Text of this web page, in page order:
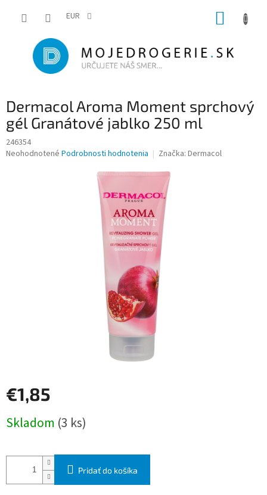
EUR
Dermacol Aroma Moment sprchový
gél Granátové jablko 250 ml
246354
Priemerné
Neohodnotené Podrobnosti hodnotenia Značka: Dermacol
€1,85
cena:
Skladom (3 ks)
Pridať do košíka